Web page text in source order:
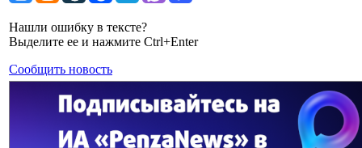
Нашли ошибку в тексте?
Выделите ее и нажмите Ctrl+Enter
Сообщить новость